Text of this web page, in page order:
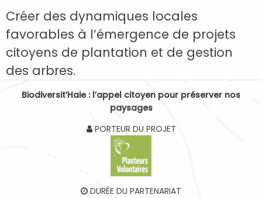
Créer des dynamiques locales
favorables à l’émergence de projets
citoyens de plantation et de gestion
des arbres.
Biodiversit’Haie : l’appel citoyen pour préserver nos
paysages
PORTEUR DU PROJET
DURÉE DU PARTENARIAT